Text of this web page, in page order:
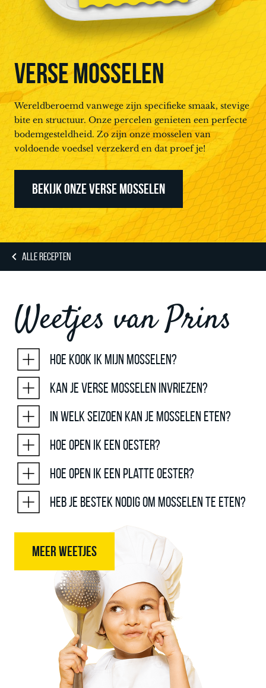
VERSE MOSSELEN
Wereldberoemd vanwege zijn specifieke smaak, stevige
bite en structuur. Onze percelen genieten een perfecte
bodemgesteldheid. Zo zijn onze mosselen van
voldoende voedsel verzekerd en dat proef je!
BEKIJK ONZE VERSE MOSSELEN
ALLE RECEPTEN
Weetjes van Prins
Hoe kook ik mijn mosselen?
Kan je verse mosselen invriezen?
In welk seizoen kan je mosselen eten?
Hoe open ik een oester?
Hoe open ik een platte oester?
Heb je bestek nodig om mosselen te eten?
MEER WEETJES